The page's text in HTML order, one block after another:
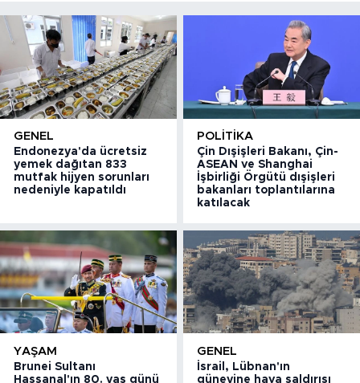
GENEL
Endonezya'da ücretsiz
yemek dağıtan 833
mutfak hijyen sorunları
nedeniyle kapatıldı
POLITIKA
Çin Dışişleri Bakanı, Çin-
ASEAN ve Shanghai
İşbirliği Örgütü dışişleri
bakanları toplantılarına
katılacak
YAŞAM
Brunei Sultanı
Hassanal'ın 80. yaş günü
GENEL
İsrail, Lübnan'ın
güneyine hava saldırısı